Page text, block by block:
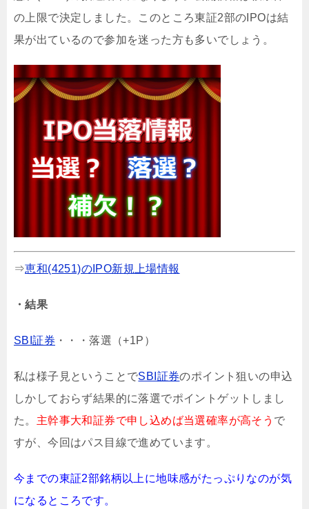
の上限で決定しました。このところ東証2部のIPOは結
果が出ているので参加を迷った方も多いでしょう。
⇒恵和(4251)のIPO新規上場情報
・結果
SBI証券 ・・・落選（+1P）
私は様子見ということでSBI証券のポイント狙いの申込
しかしておらず結果的に落選でポイントゲットしまし
た。 主幹事大和証券で申し込めば当選確率が高そう で
すが、今回はパス目線で進めています。
今までの東証2部銘柄以上に地味感がたっぷりなのが気
になるところです。